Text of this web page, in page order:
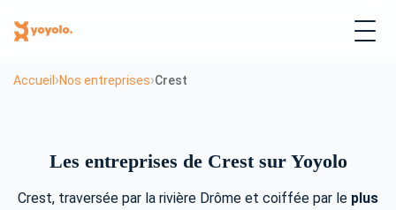
Accueil ›Nos entreprises›Crest
Les entreprises de Crest sur Yoyolo
Crest, traversée par la rivière Drôme et coiffée par le plus